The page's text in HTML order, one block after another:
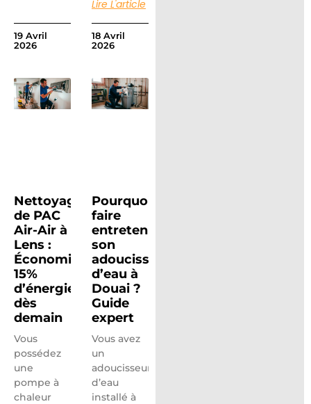
19 Avril
2026
Lire L'article
18 Avril
2026
Nettoyage
de PAC
Air-Air à
Lens :
Économisez
15%
d’énergie
dès
demain
Vous
possédez
une
pompe à
chaleur
Pourquoi
faire
entretenir
son
adoucisseur
d’eau à
Douai ?
Guide
expert
Vous avez
un
adoucisseur
d’eau
installé à